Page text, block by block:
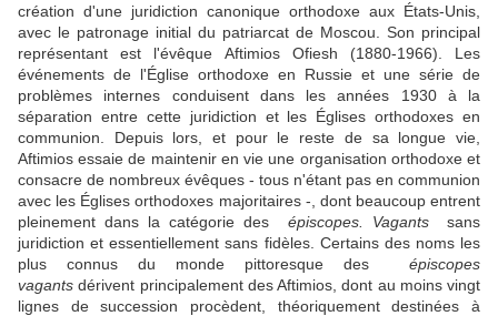
création d'une juridiction canonique orthodoxe aux États-Unis,
avec le patronage initial du patriarcat de Moscou. Son principal
représentant est l'évêque Aftimios Ofiesh (1880-1966). Les
événements de l'Église orthodoxe en Russie et une série de
problèmes internes conduisent dans les années 1930 à la
séparation entre cette juridiction et les Églises orthodoxes en
communion. Depuis lors, et pour le reste de sa longue vie,
Aftimios essaie de maintenir en vie une organisation orthodoxe et
consacre de nombreux évêques - tous n'étant pas en communion
avec les Églises orthodoxes majoritaires -, dont beaucoup entrent
pleinement dans la catégorie des épiscopes. Vagantssans
juridiction et essentiellement sans fidèles. Certains des noms les
plus connus du monde pittoresque des épiscopes
vagants dérivent principalement des Aftimios, dont au moins vingt
lignes de succession procèdent, théoriquement destinées à